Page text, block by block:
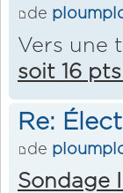
de
Vers une
soit 16
Re:
de
Sondage